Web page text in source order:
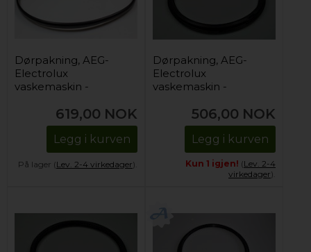
Dørpakning, AEG-
Electrolux
vaskemaskin -
619,00 NOK
Legg i kurven
På lager (Lev. 2-4 virkedager).
Dørpakning, AEG-
Electrolux
vaskemaskin -
506,00 NOK
Legg i kurven
Kun 1 igjen! (Lev. 2-4
virkedager).